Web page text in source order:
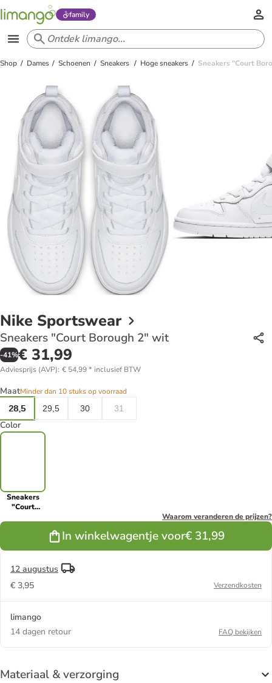
family
Shop Dames Schoenen Sneakers Hoge sneakers Sneakers "Court
Nike Sportswear
Sneakers "Court Borough 2" wit
-41%€ 31,99
Adviesprijs (AVP): € 54,99* inclusief BTW
MaatMinder dan 10 stuks op voorraad
28,5
29,5 30 31
Color
Sneakers
"Court
Waarom veranderen de prijzen?
In winkelwagentje voor€ 31,99
12 augustus
€ 3,95
Verzendkosten
limango
14 dagen retour
FAQ bekijken
Materiaal & verzorging